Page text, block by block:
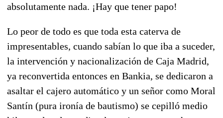
absolutamente nada. ¡Hay que tener papo!
Lo peor de todo es que toda esta caterva de
impresentables, cuando sabían lo que iba a suceder,
la intervención y nacionalización de Caja Madrid,
ya reconvertida entonces en Bankia, se dedicaron a
asaltar el cajero automático y un señor como Moral
Santín (pura ironía de bautismo) se cepilló medio